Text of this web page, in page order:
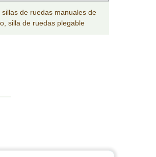
de ruedas manuales de
silla de ruedas plegable